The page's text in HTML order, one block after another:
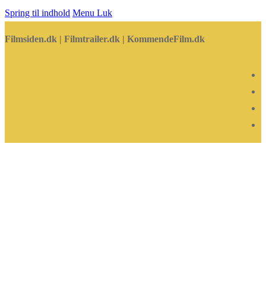
Spring til indhold Menu Luk
Filmsiden.dk | Filmtrailer.dk | KommendeFilm.dk